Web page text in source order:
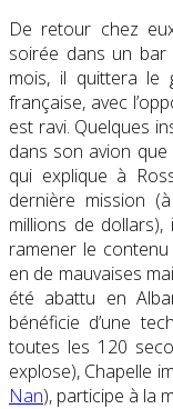
De retour chez
soirée dans un bar
mois, il quittera le
française, avec
est ravi. Quelques
dans son avion
qui explique à
dernière mission
millions de
ramener le
en de mauvaises
été abattu en
bénéficie d’une
toutes les 120
explose), Chapelle
Nan), participe à la